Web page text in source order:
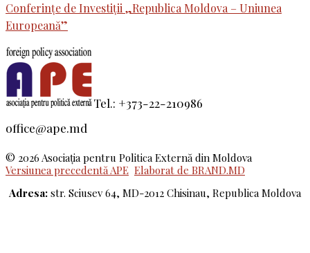
Conferințe de Investiții „Republica Moldova – Uniunea
Europeană”
Tel.: +373-22-210986
office@ape.md
© 2026 Asociaţia pentru Politica Externă din Moldova
Versiunea precedentă APE Elaborat de BRAND.MD
Adresa: str. Sciusev 64, MD-2012 Chisinau, Republica Moldova